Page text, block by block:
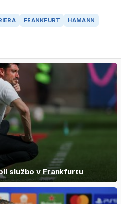
FRANKFURT HAMANN
službo v Frankfurtu